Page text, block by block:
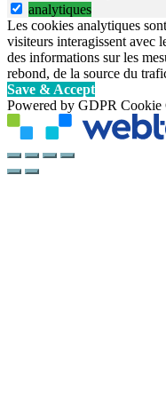
analytiques
Les cookies analytiques
visiteurs interagissent avec
des informations sur les
rebond, de la source du
Save & Accept
Powered by GDPR Cookie